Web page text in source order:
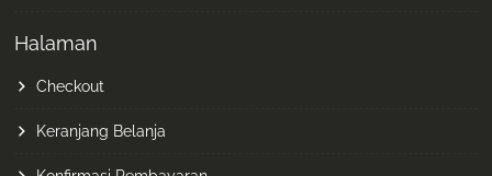
Halaman
Checkout
Keranjang Belanja